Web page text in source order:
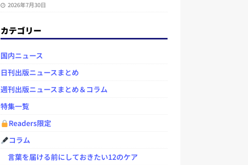
2026年7月30日
カテゴリー
国内ニュース
日刊出版ニュースまとめ
週刊出版ニュースまとめ＆コラム
特集一覧
Readers限定
コラム
言葉を届ける前にしておきたい12のケア